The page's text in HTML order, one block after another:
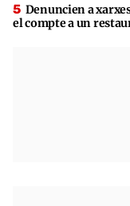
Denuncien a
el compte a un